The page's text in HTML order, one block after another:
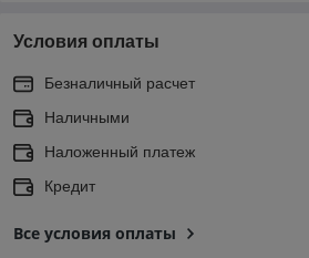
Условия оплаты
Безналичный расчет
Наличными
Наложенный платеж
Кредит
Все условия оплаты